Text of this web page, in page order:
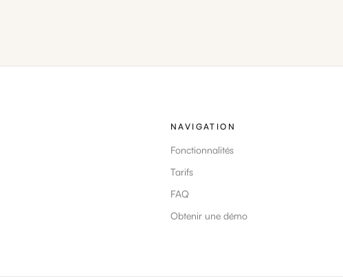
NAVIGATION
Fonctionnalités
Tarifs
FAQ
Obtenir une démo